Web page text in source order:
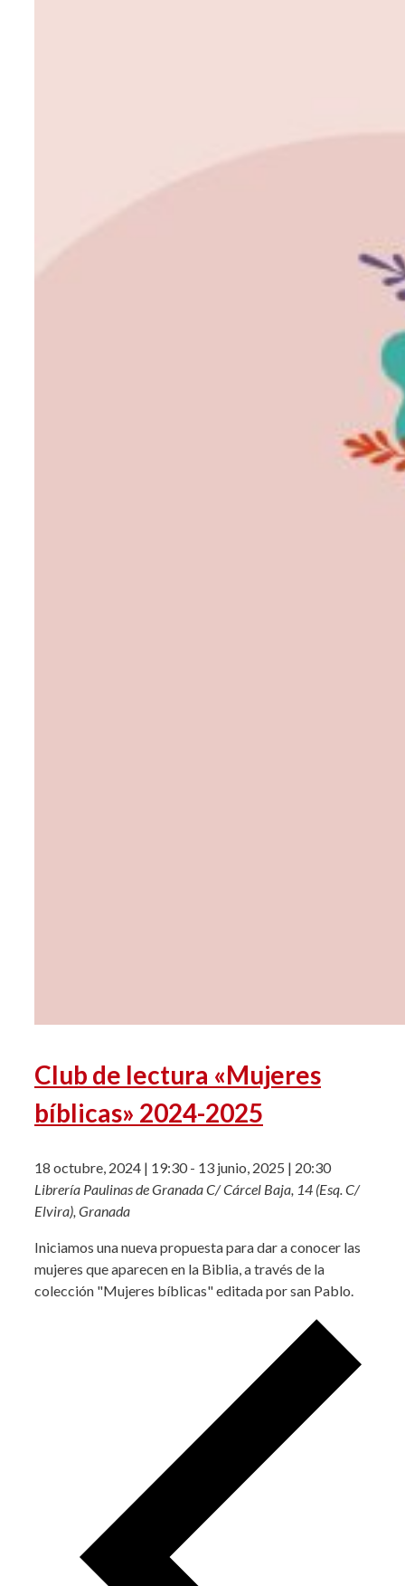
Club de lectura «Mujeres
bíblicas» 2024-2025
18 octubre, 2024 | 19:30- 13 junio, 2025 | 20:30
Librería Paulinas de GranadaC/ Cárcel Baja, 14 (Esq. C/
Elvira), Granada
Iniciamos una nueva propuesta para dar a conocer las
mujeres que aparecen en la Biblia, a través de la
colección "Mujeres bíblicas" editada por san Pablo.